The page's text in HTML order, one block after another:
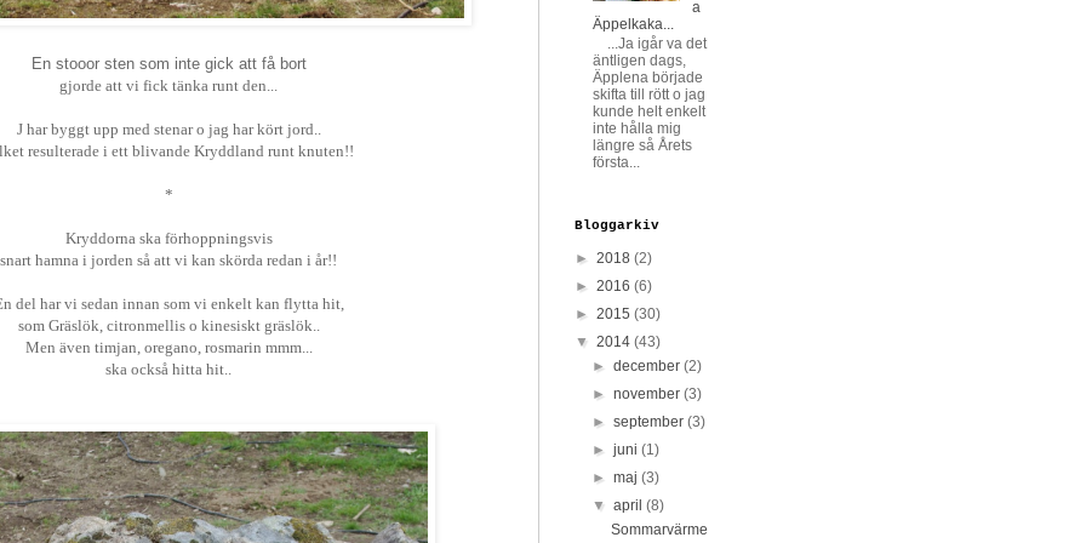
En stooor sten som inte gick att få bort
gjorde att vi fick tänka runt den...
J har byggt upp med stenar o jag har kört jord..
resulterade i ett blivande Kryddland runt knuten!!
*
Kryddorna ska förhoppningsvis
snart hamna i jorden så att vi kan skörda redan i år!!
del har vi sedan innan som vi enkelt kan flytta hit,
som Gräslök, citronmellis o kinesiskt gräslök..
Men även timjan, oregano, rosmarin mmm...
ska också hitta hit..
a
Äppelkaka...
...Ja igår va det
äntligen dags,
Äpplena började
skifta till rött o jag
kunde helt enkelt
inte hålla mig
längre så Årets
första...
Bloggarkiv
► 2018 (2)
► 2016 (6)
► 2015 (30)
▼ 2014 (43)
►december(2)
►november(3)
►september(3)
►juni(1)
►maj(3)
▼april(8)
Sommarvärme